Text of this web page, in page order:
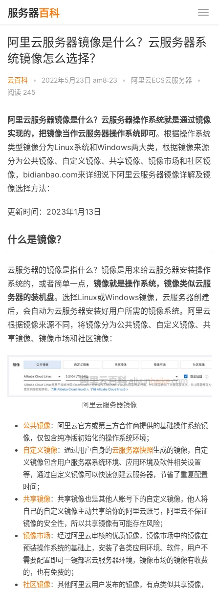
阿里云服务器镜像是什么？云服务器系
统镜像怎么选择？
云百科 • 2022年5月23日 am8:23 • 阿里云ECS云服务器
•
阅读 245
阿里云服务器镜像是什么？云服务器操作系统就是通过镜像
实现的，把镜像当作云服务器操作系统即可。根据操作系统
类型镜像分为Linux系统和Windows两大类，根据镜像来源
分为公共镜像、自定义镜像、共享镜像、镜像市场和社区镜
像，bidianbao.com来详细说下阿里云服务器镜像详解及镜
像选择方法：
更新时间：2023年1月13日
什么是镜像？
云服务器的镜像是指什么？镜像是用来给云服务器安装操作
系统的，或者简单一点， 镜像就是操作系统，镜像类似云服
务器的装机盘。选择Linux或Windows镜像，云服务器创建
后，会自动为云服务器安装好用户所需的镜像系统。阿里云
根据镜像来源不同，将镜像分为公共镜像、自定义镜像、共
享镜像、镜像市场和社区镜像：
阿里云服务器镜像
公共镜像：阿里云官方或第三方合作商提供的基础操作系统镜
像，仅包含纯净版初始化的操作系统环境；
自定义镜像：通过用户自身的云服务器快照生成的镜像，自定
义镜像包含用户服务器系统环境、应用环境及软件相关设置
等，通过自定义镜像可以快速创建云服务器，节省了重复配置
时间；
共享镜像：共享镜像也是其他人账号下的自定义镜像，他人将
自己的自定义镜像主动共享给你的阿里云账号，阿里云不保证
镜像的安全性，所以共享镜像有可能存在风险；
镜像市场：经过阿里云审核的优质镜像，镜像市场中的镜像在
预装操作系统的基础上，安装了各类应用环境、软件，用户不
需要配置即可一键部署云服务器环境，镜像市场的镜像有收费
的，也有免费的；
社区镜像：其他阿里云用户发布的镜像，有点类似共享镜像，